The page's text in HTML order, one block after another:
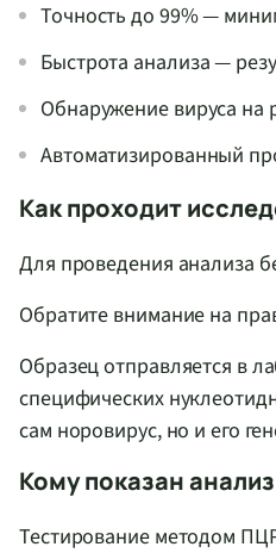
Точность до 99% —
Быстрота анализа —
Обнаружение вируса на
Автоматизированный
Как проходит
Для проведения анализа
Обратите внимание на
Образец отправляется в
специфических
сам норовирус, но и его
Кому показан
Тестирование методом